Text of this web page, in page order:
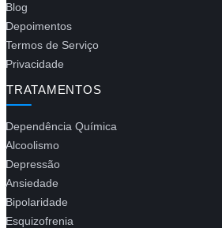
Blog
Depoimentos
Termos de Serviço
Privacidade
TRATAMENTOS
Dependência Química
Alcoolismo
Depressão
Ansiedade
Bipolaridade
Esquizofrenia